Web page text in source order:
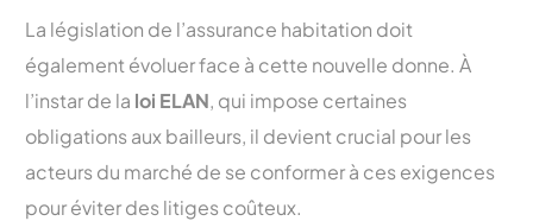
La législation de l’assurance habitation doit
également évoluer face à cette nouvelle donne. À
l’instar de la loi ELAN, qui impose certaines
obligations aux bailleurs, il devient crucial pour les
acteurs du marché de se conformer à ces exigences
pour éviter des litiges coûteux.